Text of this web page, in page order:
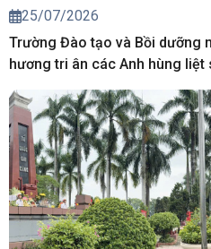
25/07/2026
Trường Đào tạo và Bồi dưỡng
hương tri ân các Anh hùng liệt